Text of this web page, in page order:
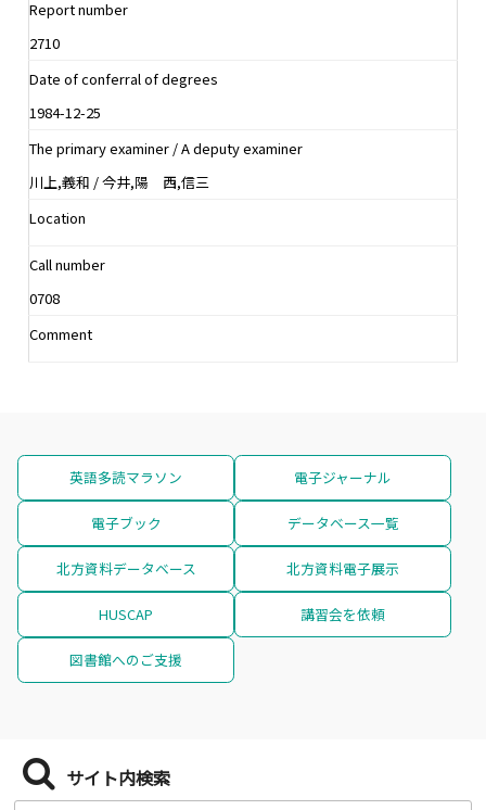
Report number
2710
Date of conferral of degrees
1984-12-25
The primary examiner / A deputy examiner
川上,義和 / 今井,陽 西,信三
Location
Call number
0708
Comment
英語多読マラソン 電子ジャーナル
電子ブック データベース一覧
北方資料データベース 北方資料電子展示
HUSCAP 講習会を依頼
図書館へのご支援
サイト内検索